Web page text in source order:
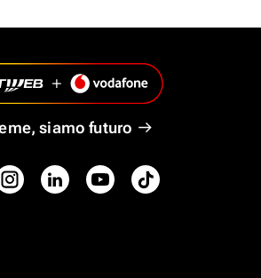
siamo futuro